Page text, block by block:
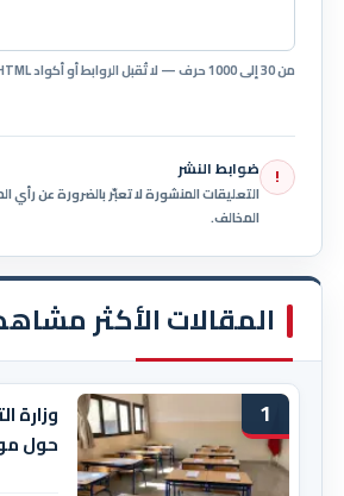
من 30 إلى 1000 حرف — لا تُقبل الروابط أو أكواد HTML.
! ضوابط النشر
التعليقات المنشورة لا تعبّر بالضرورة عن
المخالف.
المقالات الأكثر
1
وزارة
حول